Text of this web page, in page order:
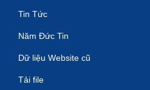
Tin Tức
Năm Đức Tin
Dữ liệu Website cũ
Tải file